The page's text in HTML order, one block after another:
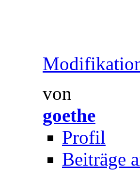
von
goethe
Profil
Beiträge